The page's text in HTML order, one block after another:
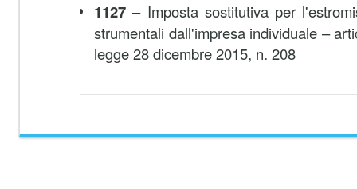
1127 – Imposta sostitutiva per
strumentali dall'impresa individuale –
legge 28 dicembre 2015, n. 208